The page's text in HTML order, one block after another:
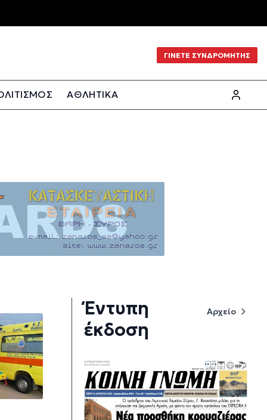
ΓΙΝΕΤΕ ΣΥΝΔΡΟΜΗΤΗΣ
ΑΘΛΗΤΙΚΑ
Έντυπη
έκδοση
Αρχείο